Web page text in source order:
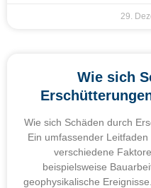
29.
Wie sich
Wie sich Schäden durch
Ein umfassender
verschiedene
beispielsweise
geophysikalische